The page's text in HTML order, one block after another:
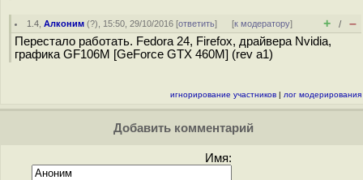
1.4 ,Алконим (?), 15:50, 29/10/2016 [ответить] [к модератору] + / –
Перестало работать. Fedora 24, Firefox, драйвера Nvidia,
графика GF106M [GeForce GTX 460M] (rev a1)
игнорирование участников | лог модерирования
Добавить комментарий
Имя: